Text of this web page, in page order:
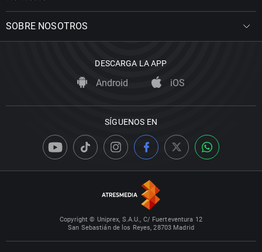
SOBRE NOSOTROS
DESCARGA LA APP
Android iOS
SÍGUENOS EN
Copyright © Uniprex, S.A.U., C/ Fuerteventura 12
San Sebastián de los Reyes, 28703 Madrid